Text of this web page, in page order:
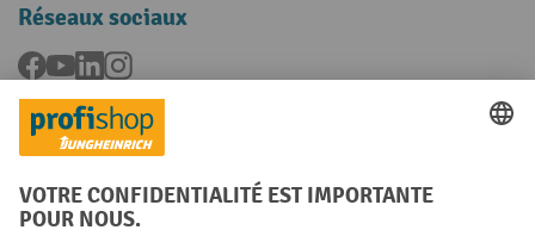
Réseaux sociaux
Facebook
YouTubeLinkedInInstagram
Langues
FR NL